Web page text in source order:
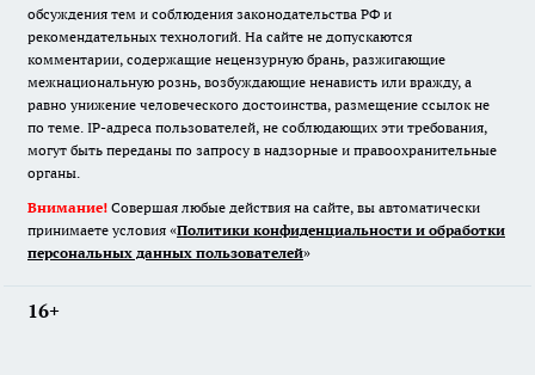
обсуждения тем и соблюдения законодательства РФ и
рекомендательных технологий. На сайте не допускаются
комментарии, содержащие нецензурную брань, разжигающие
межнациональную рознь, возбуждающие ненависть или вражду, а
равно унижение человеческого достоинства, размещение ссылок не
по теме. IP-адреса пользователей, не соблюдающих эти требования,
могут быть переданы по запросу в надзорные и правоохранительные
органы.
Внимание! Совершая любые действия на сайте, вы автоматически
принимаете условия «Политики конфиденциальности и обработки
персональных данных пользователей»
16+